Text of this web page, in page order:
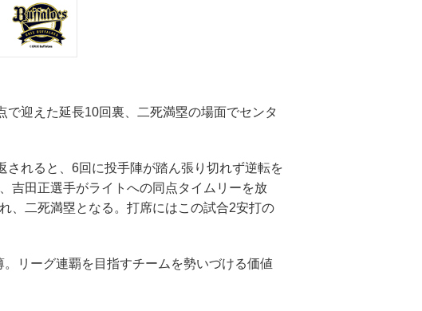
迎えた延長10回裏、二死満塁の場面でセンタ
れると、6回に投手陣が踏ん張り切れず逆転を
吉田正選手がライトへの同点タイムリーを放
、二死満塁となる。打席にはこの試合2安打の
リーグ連覇を目指すチームを勢いづける価値